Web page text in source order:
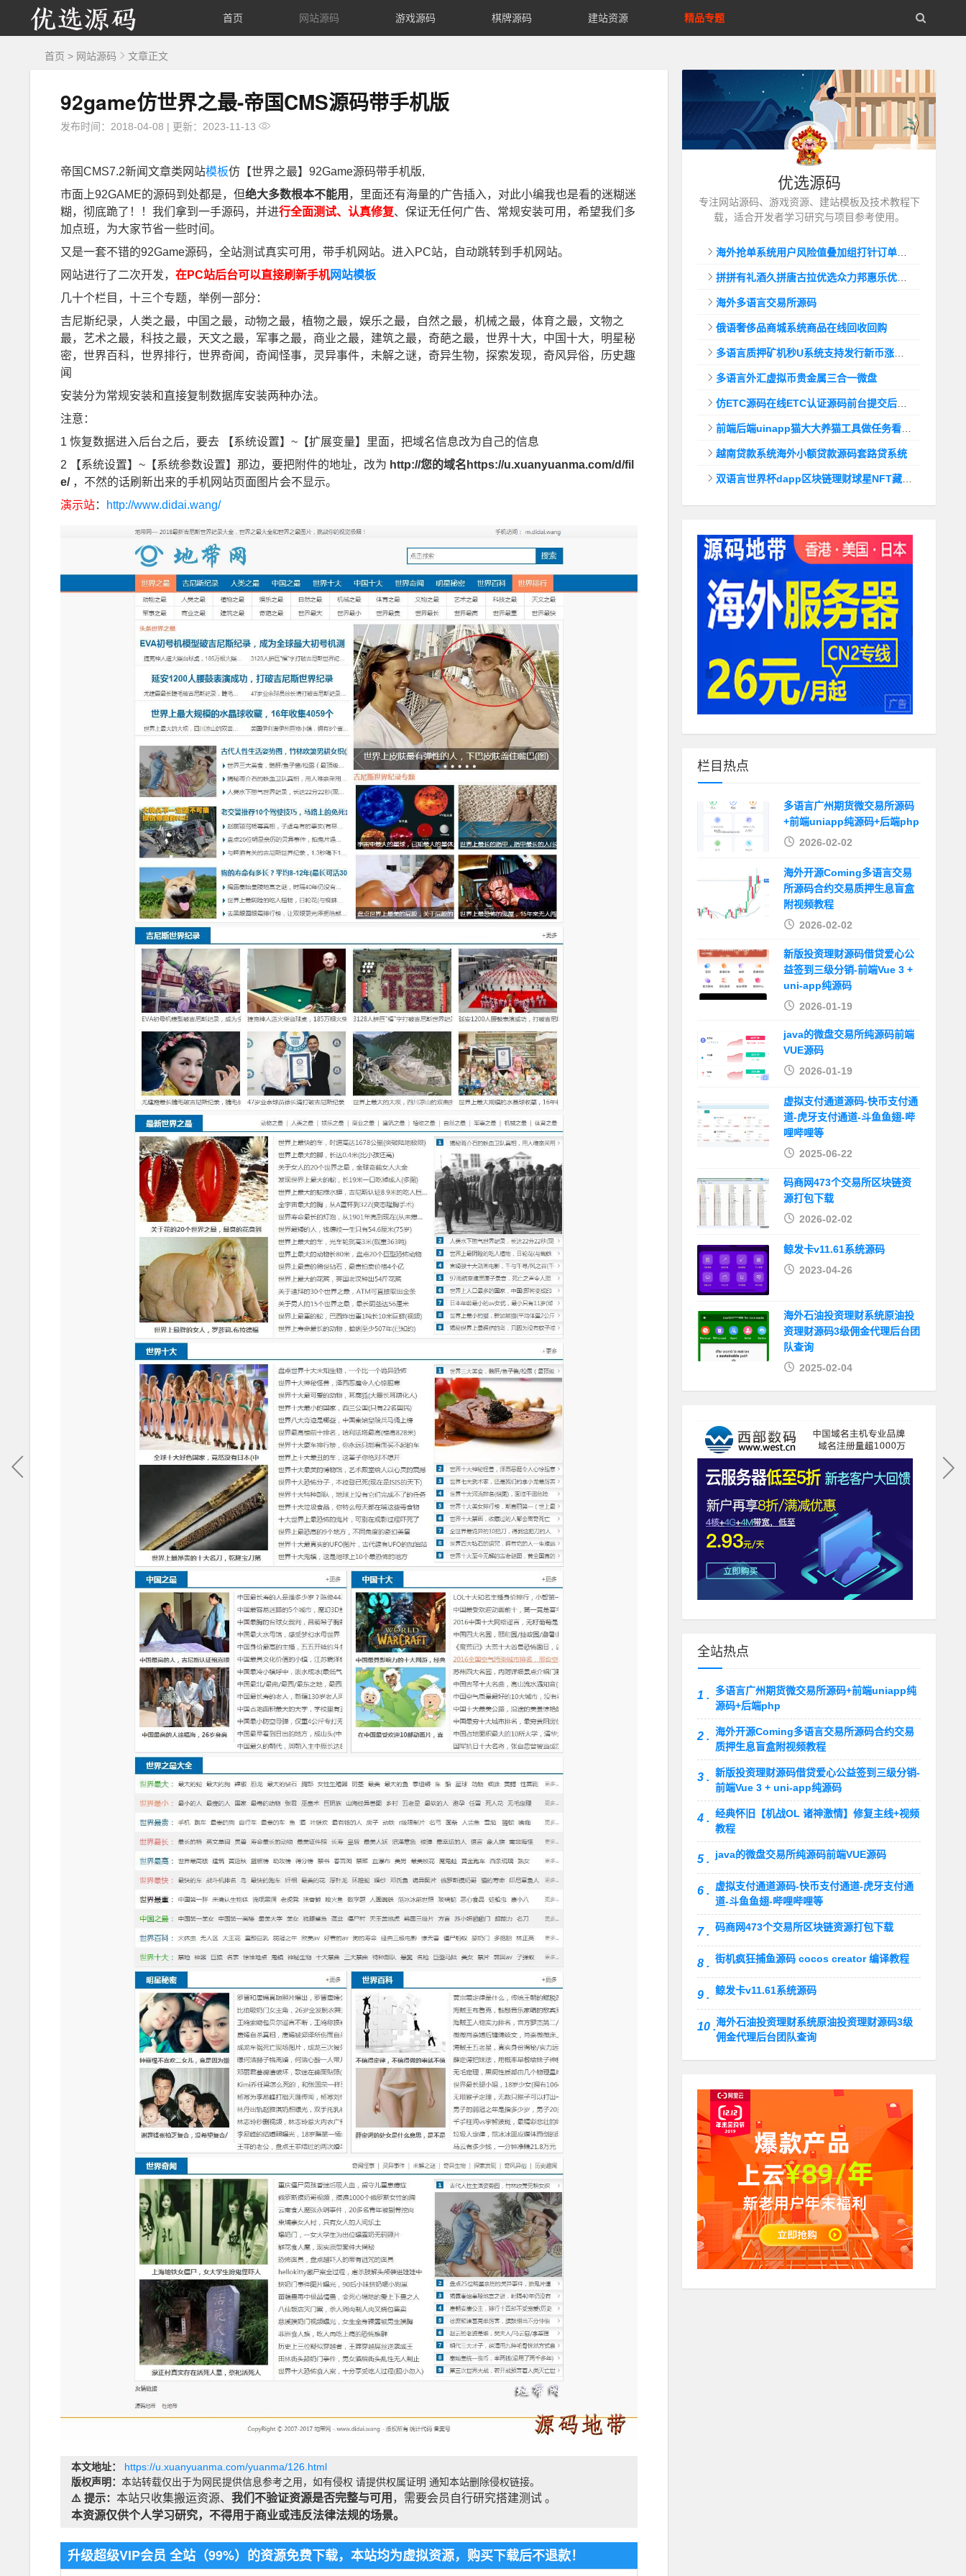
优 首页 网站源码 游戏源码 棋牌源码 建站资源 精品专题
首页 > 网站源码 文章正文
92game仿世界之最-帝国CMS源码带手机版
发布时间：2018-04-08 | 更新：2023-11-13
帝国CMS7.2新闻文章类网站模板仿【世界之最】92Game源码带手机版,
市面上92GAME的源码到处都是，但绝大多数根本不能用 ，里面还有海量的广告插入，对此小编我也是看的迷糊迷
糊，彻底跪了！！我们拿到一手源码，并进行全面测试、认真修复、保证无任何广告、常规安装可用，希望我们多
加点班，为大家节省一些时间。
又是一套不错的92Game源码，全站测试真实可用，带手机网站。进入PC站，自动跳转到手机网站。
网站进行了二次开发， 在PC站后台可以直接刷新手机网站模板
几十个栏目，十三个专题，举例一部分：
吉尼斯纪录，人类之最，中国之最，动物之最，植物之最，娱乐之最，自然之最，机械之最，体育之最，文物之
最，艺术之最，科技之最，天文之最，军事之最，商业之最，建筑之最，奇葩之最，世界十大，中国十大，明星秘
密，世界百科，世界排行，世界奇闻，奇闻怪事，灵异事件，未解之谜，奇异生物，探索发现，奇风异俗，历史趣
闻
安装分为常规安装和直接复制数据库安装两种办法。
注意：
1 恢复数据进入后台之后，要去 【系统设置】~【扩展变量】里面，把域名信息改为自己的信息
2 【系统设置】~【系统参数设置】那边，要把附件的地址，改为 http://您的域名https://u.xuanyuanma.com/d/fil
e/ ，不然的话刷新出来的手机网站页面图片会不显示。
演示站： http://www.didai.wang/
本文地址：
https://u.xuanyuanma.com/yuanma/126.html
版权声明： 本站转载仅出于为网民提供信息参考之用，如有侵权 请提供权属证明 通知本站删除侵权链接。
⚠️ 提示： 本站只收集搬运资源、 我们不验证资源是否完整与可用 ，需要会员自行研究搭建测试 。
本资源仅供个人学习研究，不得用于商业或违反法律法规的场景。
升级超级VIP会员 全站（99%）的资源免费下载，本站均为虚拟资源，购买下载后不退款！
优选源码
专注网站源码、游戏资源、建站模板及技术教程下
载，适合开发者学习研究与项目参考使用。
海外抢单系统用户风险值叠加组打针订单自动匹配系统
拼拼有礼酒久拼唐古拉优选众力邦惠乐优选养猪拼购拼团返利系统
海外多语言交易所源码
俄语奢侈品商城系统商品在线回收回购
多语言质押矿机秒U系统支持发行新币涨幅调控+代理后台
多语言外汇虚拟币贵金属三合一微盘
仿ETC源码在线ETC认证源码前台提交后台查询
前端后端uinapp猫大大养猫工具做任务看广告邀好友即可获得收益猫力合成游戏
越南贷款系统海外小额贷款源码套路贷系统
双语言世界杯dapp区块链理财球星NFT藏品投资带uinapp源码
栏目热点
多语言广州期货微交易所源码
+前端uniapp纯源码+后端php
2026-02-02
海外开源Coming多语言交易
所源码合约交易质押生息盲盒
附视频教程
2026-02-02
新版投资理财源码借贷爱心公
益签到三级分销-前端Vue 3 +
uni-app纯源码
2026-01-19
java的微盘交易所纯源码前端
VUE源码
2026-01-19
虚拟支付通道源码-快币支付通
道-虎牙支付通道-斗鱼鱼翅-哔
哩哔哩等
2025-06-22
码商网473个交易所区块链资
源打包下载
2026-02-02
鲸发卡v11.61系统源码
2023-04-26
海外石油投资理财系统原油投
资理财源码3级佣金代理后台团
队查询
2025-02-04
全站热点
1 .
多语言广州期货微交易所源码+前端uniapp纯
源码+后端php
2 . 海外开源Coming多语言交易所源码合约交易
质押生息盲盒附视频教程
3 . 新版投资理财源码借贷爱心公益签到三级分销-
前端Vue 3 + uni-app纯源码
4 . 经典怀旧【机战OL 诸神激情】修复主线+视频
教程
5 . java的微盘交易所纯源码前端VUE源码
6 .
虚拟支付通道源码-快币支付通道-虎牙支付通
道-斗鱼鱼翅-哔哩哔哩等
7 . 码商网473个交易所区块链资源打包下载
8 . 街机疯狂捕鱼源码 cocos creator 编译教程
9 . 鲸发卡v11.61系统源码
10 .海外石油投资理财系统原油投资理财源码3级
佣金代理后台团队查询